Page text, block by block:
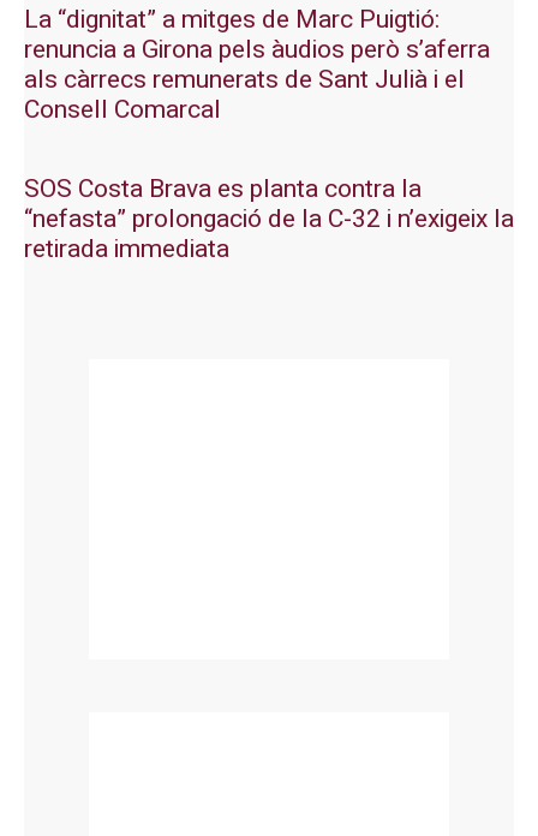
La “dignitat” a mitges de Marc Puigtió:
renuncia a Girona pels àudios però s’aferra
als càrrecs remunerats de Sant Julià i el
Consell Comarcal
SOS Costa Brava es planta contra la
“nefasta” prolongació de la C-32 i n’exigeix la
retirada immediata